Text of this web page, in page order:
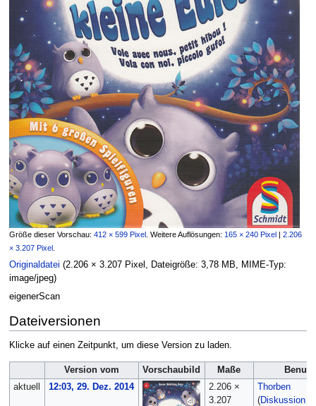
Größe dieser Vorschau: 412 × 599 Pixel Weitere Auflösungen: 165 × 240 Pixel
2.206
× 3.207 Pixel
Originaldatei (2.206 × 3.207 Pixel, Dateigröße: 3,78 MB, MIME-Typ:
image/jpeg)
eigenerScan
Dateiversionen
Klicke auf einen Zeitpunkt, um diese Version zu laden.
Version vom Vorschaubild Maße
aktuell
12:03, 29. Dez. 2014
2.206 ×
3.207
Thorben
(Diskussion|